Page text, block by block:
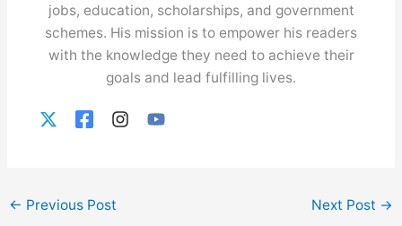
jobs, education, scholarships, and government
schemes. His mission is to empower his readers
with the knowledge they need to achieve their
goals and lead fulfilling lives.
← Previous Post Next Post →